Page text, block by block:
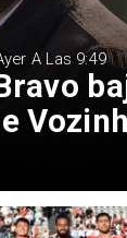
A Las 9:49